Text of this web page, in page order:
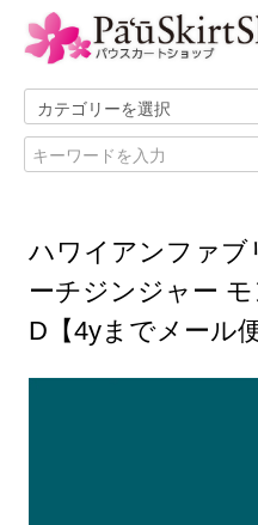
ハワイアンファブ
ーチジンジャー
D【4yまでメール便